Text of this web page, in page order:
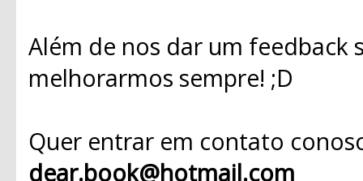
Além de nos dar um
melhorarmos sempre! ;D
Quer entrar em contato
dear.book@hotmail.com